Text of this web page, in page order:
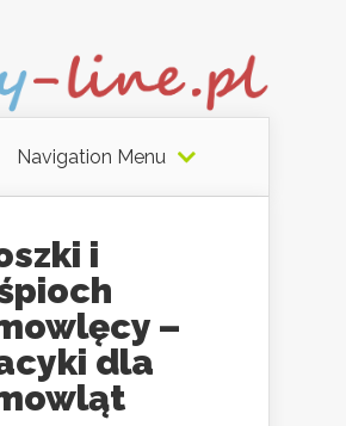
Navigation Menu
i
–
dla